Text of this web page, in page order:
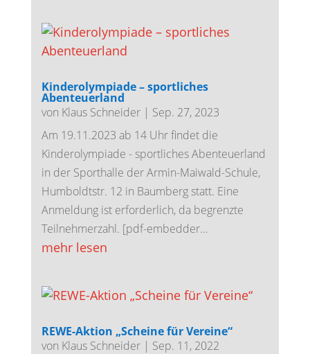
Kinderolympiade – sportliches
Abenteuerland
von Klaus Schneider| Sep. 27, 2023
Am 19.11.2023 ab 14 Uhr findet die
Kinderolympiade - sportliches Abenteuerland
in der Sporthalle der Armin-Maiwald-Schule,
Humboldtstr. 12 in Baumberg statt. Eine
Anmeldung ist erforderlich, da begrenzte
Teilnehmerzahl. [pdf-embedder...
mehr lesen
REWE-Aktion „Scheine für Vereine“
von Klaus Schneider| Sep. 11, 2022